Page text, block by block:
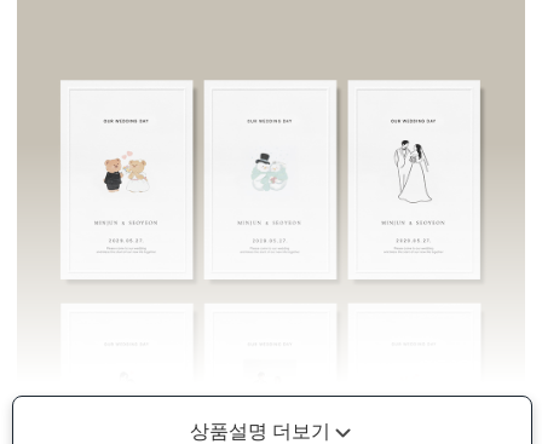
상품설명 더보기